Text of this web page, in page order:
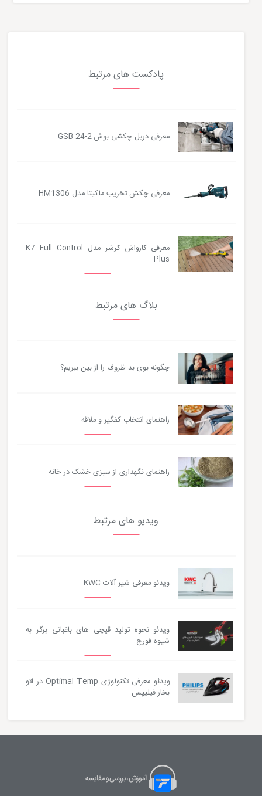
پادکست های مرتبط
معرفی دریل چکشی بوش GSB 24-2
معرفی چکش تخریب ماکیتا مدل HM1306
معرفی کارواش کرشر مدل K7 Full Control
Plus
بلاگ های مرتبط
چگونه بوی بد ظروف را از بین ببریم؟
راهنمای انتخاب کفگیر و ملاقه
راهنمای نگهداری از سبزی خشک در خانه
ویدیو های مرتبط
ویدئو معرفی شیر آلات KWC
ویدئو نحوه تولید قیچی های باغبانی برگر به
شیوه فورج
ویدئو معرفی تکنولوژی Optimal Temp در اتو
بخار فیلیپس